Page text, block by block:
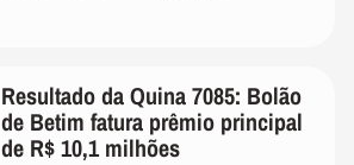
Resultado da Quina 7085: Bolão
de Betim fatura prêmio principal
de R$ 10,1 milhões